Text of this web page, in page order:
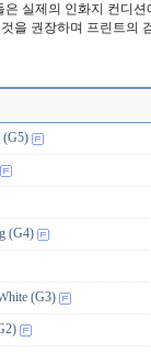
은 실제의 인화지 컨디
것을 권장하며 프린트의
(G5)
(G4)
(G3)